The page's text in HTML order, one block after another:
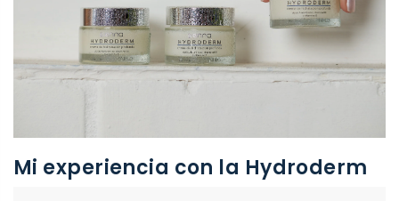
Mi experiencia con la Hydroderm